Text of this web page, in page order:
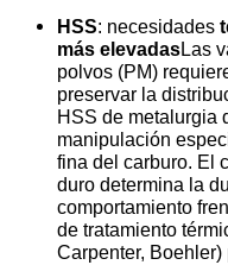
HSS: necesidades
más elevadasLas
polvos (PM)
preservar la
HSS de metalurgia
manipulación
fina del carburo. El
duro determina la
comportamiento
de tratamiento
Carpenter,